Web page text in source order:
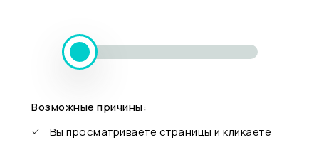
Возможные причины:
Вы просматриваете страницы и кликаете